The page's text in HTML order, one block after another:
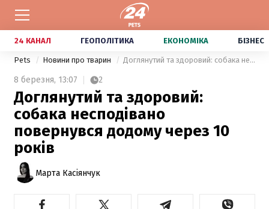
24 КАНАЛ ГЕОПОЛІТИКА ЕКОНОМІКА БІЗНЕС
Pets Новини про тварин Доглянутий та здоровий: собака несподівано повернувся додому через 10 років
8 березня, 13:07 2
Доглянутий та здоровий:
собака несподівано
повернувся додому через 10
років
Марта Касіянчук